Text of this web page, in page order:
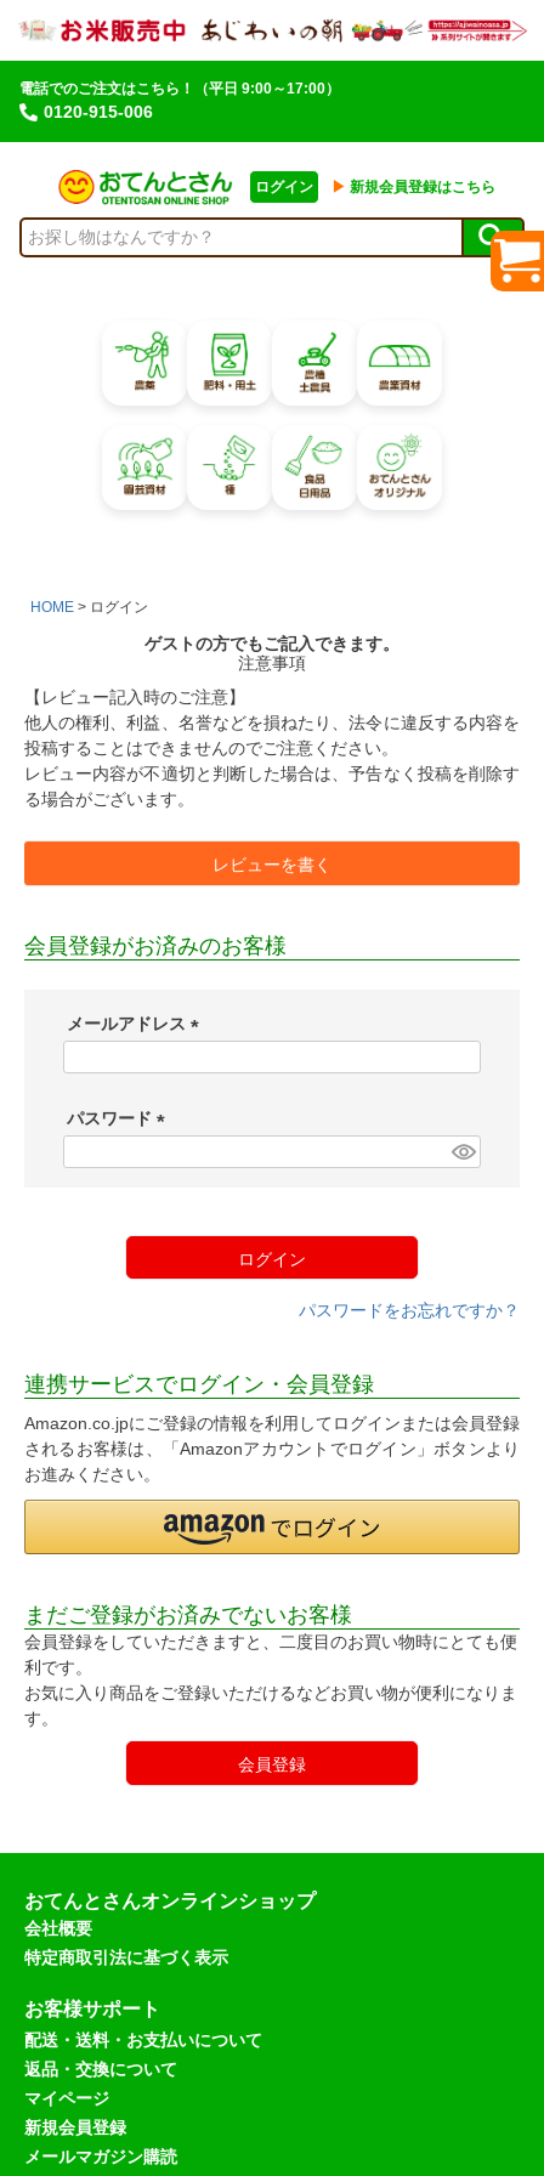
電話でのご注文はこちら！
0120-915-006
（平日 9:00～17:00）
ログイン ▶︎ 新規会員登録はこちら
HOME ログイン
ゲストの方でもご記入できます。
注意事項
【レビュー記入時のご注意】
他人の権利、利益、名誉などを損ねたり、法令に違反する内容を
投稿することはできませんのでご注意ください。
レビュー内容が不適切と判断した場合は、予告なく投稿を削除す
る場合がございます。
レビューを書く
会員登録がお済みのお客様
メールアドレス
)
パスワード
ログイン
パスワードをお忘れですか？
連携サービスでログイン・会員登録
Amazon.co.jpにご登録の情報を利用してログインまたは会員登録
されるお客様は、「Amazonアカウントでログイン」ボタンより
お進みください。
まだご登録がお済みでないお客様
会員登録をしていただきますと、二度目のお買い物時にとても便
利です。
お気に入り商品をご登録いただけるなどお買い物が便利になりま
す。
会員登録
おてんとさんオンラインショップ
会社概要
特定商取引法に基づく表示
お客様サポート
配送・送料・お支払いについて
返品・交換について
マイページ
新規会員登録
メールマガジン購読